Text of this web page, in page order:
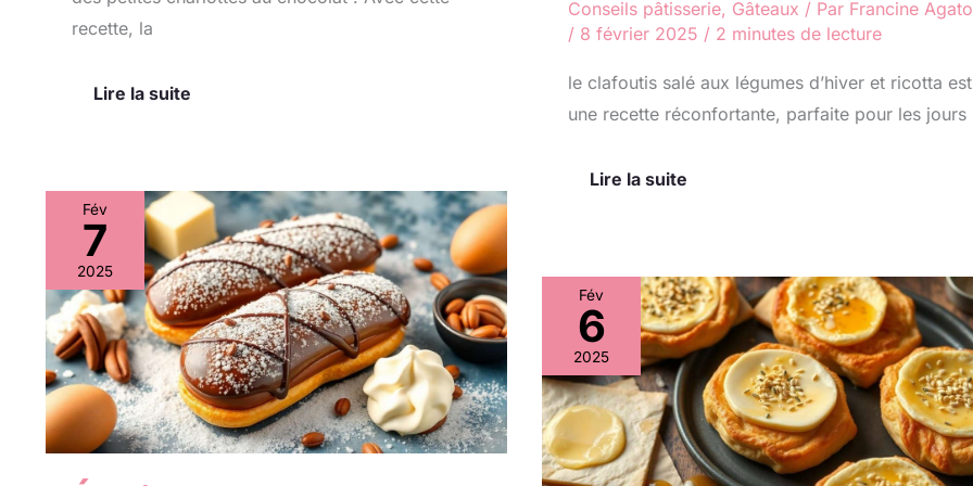
recette, la
Lire la suite
Conseils pâtisserie, Gâteaux / Par Francine Agato
/ 8 février 2025 / 2 minutes de lecture
le clafoutis salé aux légumes d’hiver et ricotta est
une recette réconfortante, parfaite pour les jours
Lire la suite
Fév
7
2025
Éclairs
au
chocolat
Dulce
et
praliné
:
recette
gourmande
Fév
6
2025
Briouates
au
fromage
et
miel
recette
gourmande